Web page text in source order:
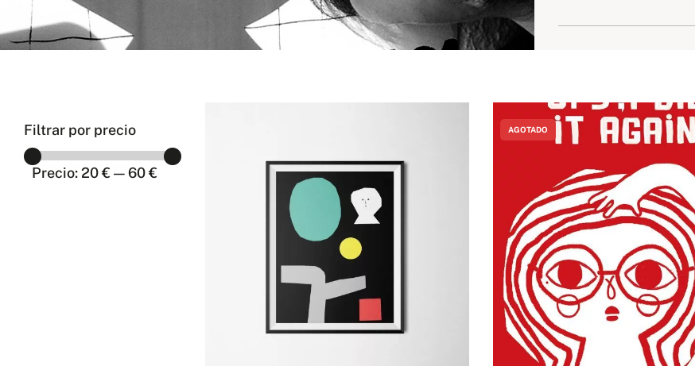
Filtrar por precio
Precio
Precio
Precio:20 €—60 €